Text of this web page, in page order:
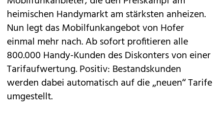
heimischen Handymarkt am stärksten anheizen.
Nun legt das Mobilfunkangebot von Hofer
einmal mehr nach. Ab sofort profitieren alle
800.000 Handy-Kunden des Diskonters von einer
Tarifaufwertung. Positiv: Bestandskunden
werden dabei automatisch auf die „neuen“ Tarife
umgestellt.